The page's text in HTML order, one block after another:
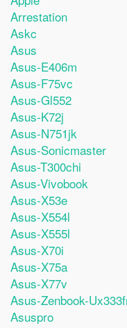
Arrestation
Askc
Asus
Asus-E406m
Asus-F75vc
Asus-Gl552
Asus-K72j
Asus-N751jk
Asus-Sonicmaster
Asus-T300chi
Asus-Vivobook
Asus-X53e
Asus-X554l
Asus-X555l
Asus-X70i
Asus-X75a
Asus-X77v
Asus-Zenbook-
Asuspro